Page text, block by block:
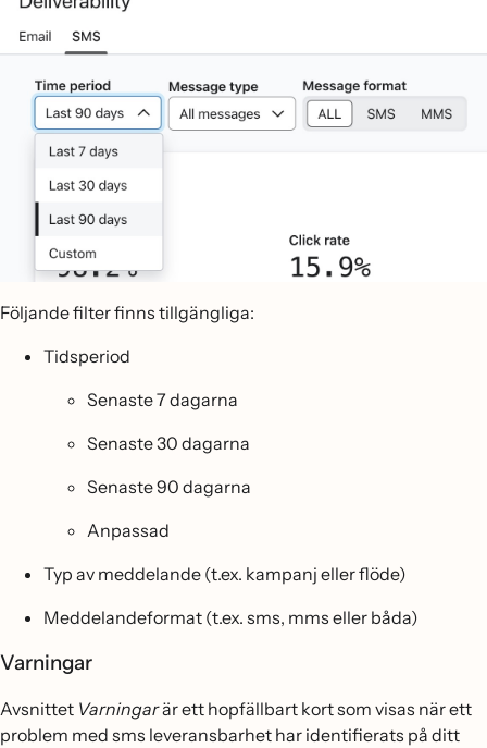
Följande filter finns tillgängliga:
Tidsperiod
Senaste 7 dagarna
Senaste 30 dagarna
Senaste 90 dagarna
Anpassad
Typ av meddelande (t.ex. kampanj eller flöde)
Meddelandeformat (t.ex. sms, mms eller båda)
Varningar
Avsnittet Varningarär ett hopfällbart kort som visas när ett
problem med sms leveransbarhet har identifierats på ditt